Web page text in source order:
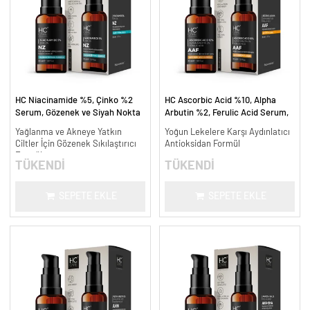
HC Niacinamide %5, Çinko %2
Serum, Gözenek ve Siyah Nokta
30 ml.
Yağlanma ve Akneye Yatkın
Ciltler İçin Gözenek Sıkılaştırıcı
Formül
TÜKENDİ
HC Ascorbic Acid %10, Alpha
Arbutin %2, Ferulic Acid Serum,
ml.
Yoğun Lekelere Karşı Aydınlatıcı
Antioksidan Formül
TÜKENDİ